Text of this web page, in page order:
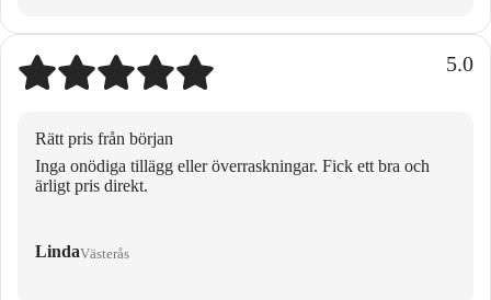
5.0
Rätt pris från början
Inga onödiga tillägg eller överraskningar. Fick ett bra och
ärligt pris direkt.
LindaVästerås